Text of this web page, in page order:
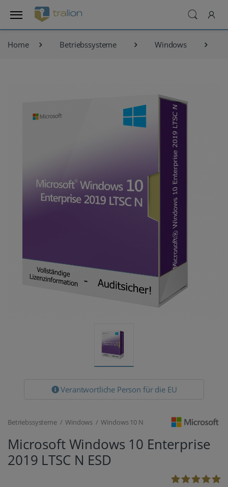
Home Betriebssysteme Windows
Verantwortliche Person für die EU
Betriebssysteme / Windows / Windows 10 N
Microsoft Windows 10 Enterprise
2019 LTSC N ESD